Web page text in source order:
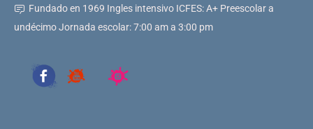
Fundado en 1969 Ingles intensivo ICFES: A+ Preescolar a
undécimo Jornada escolar: 7:00 am a 3:00 pm